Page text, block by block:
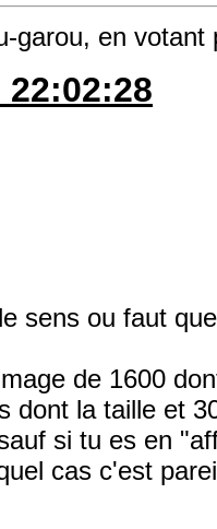
garou, en
22:02:28
sens ou faut
de 1600
dont la taille et
si tu es en
cas c'est